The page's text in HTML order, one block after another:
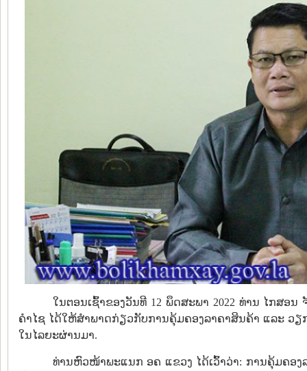
ໃນຕອນເຊົ້າຂອງວັນທີ 12 ພຶດສະພາ 2022 ທ່ານ ໄກສ
ຄຳໄຊ ໄດ້ໃຫ້ສຳພາດກ່ຽວກັບການຄຸ້ມຄອງລາຄາສິນຄ້າ ແລະ ວ
ໃນໄລຍະຜ່ານມາ.
ທ່ານຫົວໜ້າພະແນກ ອຄ ແຂວງ ໄດ້ເວົ້າວ່າ: ການຄຸ້ມຄອ